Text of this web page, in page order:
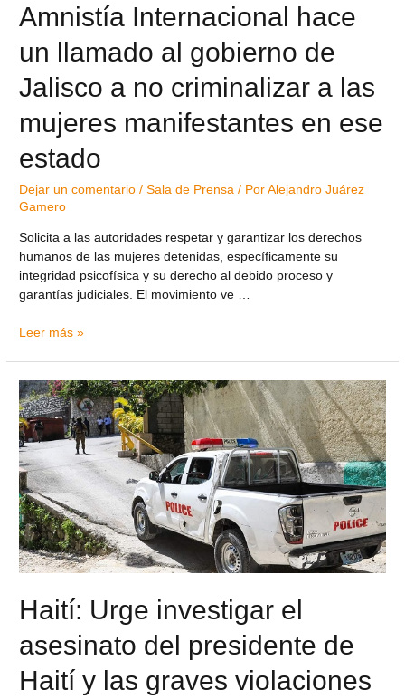
Amnistía Internacional hace
un llamado al gobierno de
Jalisco a no criminalizar a las
mujeres manifestantes en ese
estado
Dejar un comentario /Sala de Prensa / PorAlejandro Juárez
Gamero
Solicita a las autoridades respetar y garantizar los derechos
humanos de las mujeres detenidas, específicamente su
integridad psicofísica y su derecho al debido proceso y
garantías judiciales. El movimiento ve …
Leer más »
Haití: Urge investigar el
asesinato del presidente de
Haití y las graves violaciones